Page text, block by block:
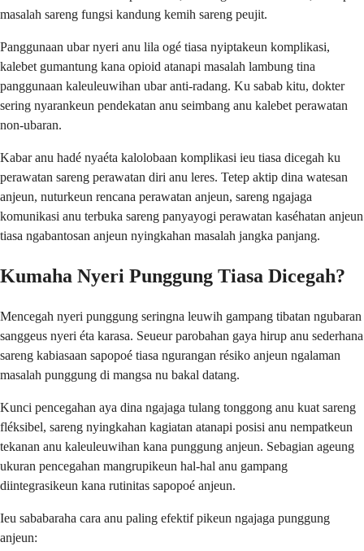
masalah sareng fungsi kandung kemih sareng peujit.
Panggunaan ubar nyeri anu lila ogé tiasa nyiptakeun komplikasi,
kalebet gumantung kana opioid atanapi masalah lambung tina
panggunaan kaleuleuwihan ubar anti-radang. Ku sabab kitu, dokter
sering nyarankeun pendekatan anu seimbang anu kalebet perawatan
non-ubaran.
Kabar anu hadé nyaéta kalolobaan komplikasi ieu tiasa dicegah ku
perawatan sareng perawatan diri anu leres. Tetep aktip dina watesan
anjeun, nuturkeun rencana perawatan anjeun, sareng ngajaga
komunikasi anu terbuka sareng panyayogi perawatan kaséhatan anjeun
tiasa ngabantosan anjeun nyingkahan masalah jangka panjang.
Kumaha Nyeri Punggung Tiasa Dicegah?
Mencegah nyeri punggung seringna leuwih gampang tibatan ngubaran
sanggeus nyeri éta karasa. Seueur parobahan gaya hirup anu sederhana
sareng kabiasaan sapopoé tiasa ngurangan résiko anjeun ngalaman
masalah punggung di mangsa nu bakal datang.
Kunci pencegahan aya dina ngajaga tulang tonggong anu kuat sareng
fléksibel, sareng nyingkahan kagiatan atanapi posisi anu nempatkeun
tekanan anu kaleuleuwihan kana punggung anjeun. Sebagian ageung
ukuran pencegahan mangrupikeun hal-hal anu gampang
diintegrasikeun kana rutinitas sapopoé anjeun.
Ieu sababaraha cara anu paling efektif pikeun ngajaga punggung
anjeun: